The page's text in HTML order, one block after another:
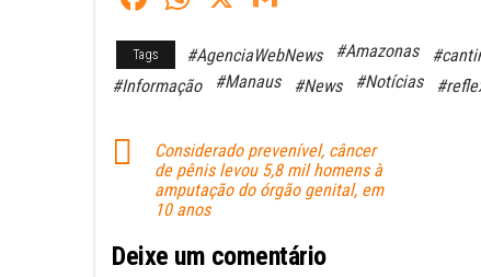
ce
bo
ok
ts
A
pp
ail
Tags #AgenciaWebNews #Amazonas
#Informação
#Manaus #News #Notícias
Considerado prevenível, câncer
de pênis levou 5,8 mil homens à
amputação do órgão genital, em
10 anos
Deixe um comentário